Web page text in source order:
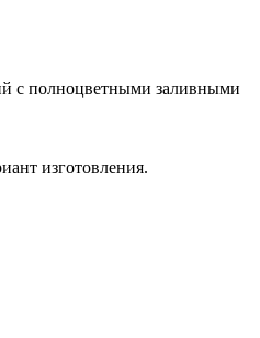
с полноцветными заливными
изготовления.